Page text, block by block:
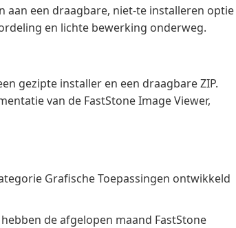
aan een draagbare, niet-te installeren optie
en lichte bewerking onderweg.
gezipte installer en een draagbare ZIP.
van de FastStone Image Viewer,
Grafische Toepassingen ontwikkeld
hebben de afgelopen maand FastStone